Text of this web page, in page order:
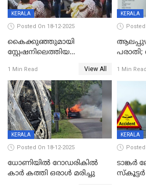
KERALA
Posted On 18-12-2025
കൈക്കുഞ്ഞുമായി
സ്റ്റേഷനിലെത്തിയ
കരണത്തടിച്ചു; CC ടിവി
ദൃശ്യങ്ങൾ പുറത്ത്
1 Min Read View All
KERALA
Posted
പരാതി;
1 Min Read
KERALA
Posted On 18-12-2025
ധോണിയിൽ റോഡരികിൽ
കാർ കത്തി ഒരാൾ മരിച്ചു
KERALA
Posted
ടാങ്കർ
സ്കൂട്ടർ